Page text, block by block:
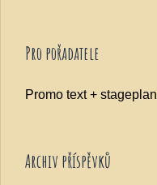
Pro pořadatele
Promo text + stageplan
Archiv příspěvků